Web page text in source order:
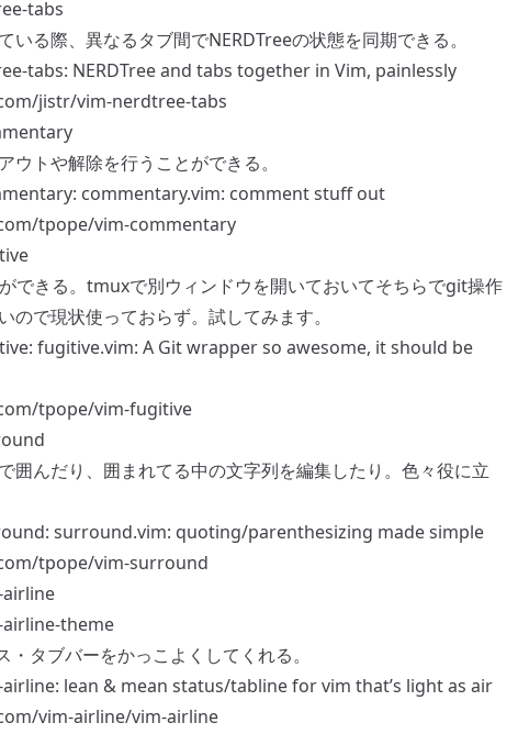
tabs
いる際、異なるタブ間でNERDTreeの状態を同期できる。
tabs: NERDTree and tabs together in Vim, painlessly
jistr/vim-nerdtree-tabs
ウトや解除を行うことができる。
commentary.vim: comment stuff out
tpope/vim-commentary
できる。tmuxで別ウィンドウを開いておいてそちらでgit操作
ので現状使っておらず。試してみます。
fugitive.vim: A Git wrapper so awesome, it should be
tpope/vim-fugitive
囲んだり、囲まれてる中の文字列を編集したり。色々役に立
surround.vim: quoting/parenthesizing made simple
tpope/vim-surround
theme
・タブバーをかっこよくしてくれる。
lean & mean status/tabline for vim that’s light as air
vim-airline/vim-airline